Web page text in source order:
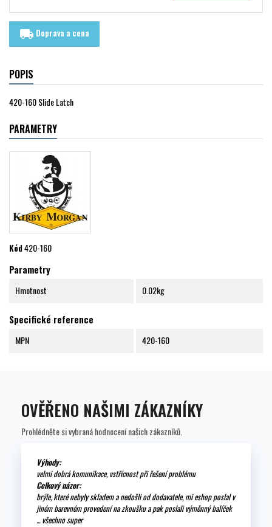
local_shipping Doprava a cena
POPIS
420-160 Slide Latch
PARAMETRY
Kód420-160
Parametry
Hmotnost 0.02kg
Specifické reference
MPN 420-160
OVĚŘENO NAŠIMI ZÁKAZNÍKY
Prohlédněte si vybraná hodnocení našich zákazníků.
Výhody:
velmi dobrá komunikace, vstřícnost při řešení problému
Celkový názor:
brýle, které nebyly skladem a nedošli od dodavatele, mi eshop poslal v
jiném barevném provedení na zkoušku a pak poslali výměnný balíček
... všechno super